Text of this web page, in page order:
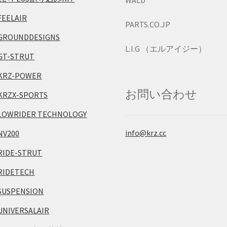
STRUT
POWER
SPORTS
TECHNOLOGY
STRUT
PARTS.CO.JP
L.I.G （エルアイジー）
お問い合わせ
info@krz.cc